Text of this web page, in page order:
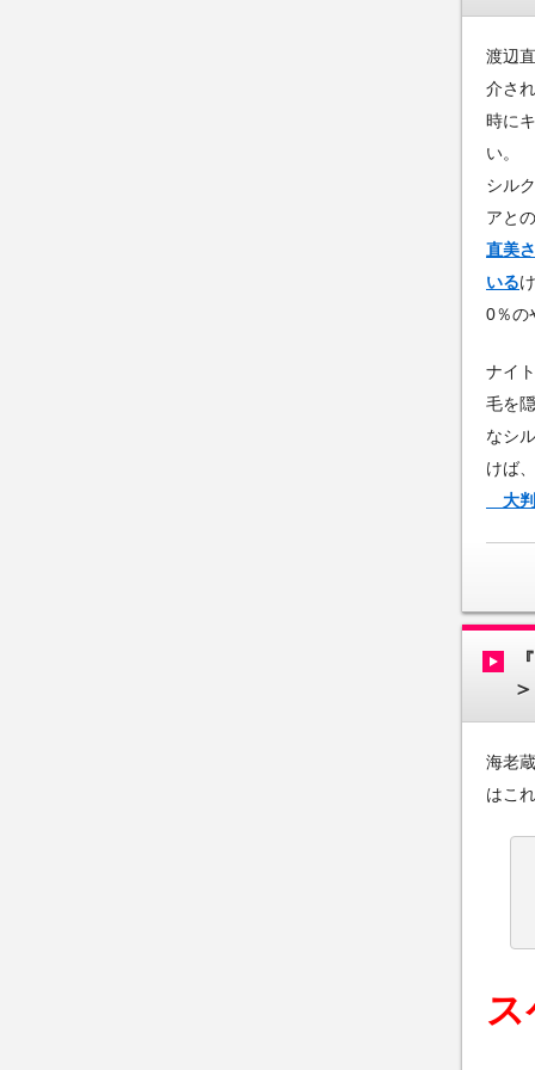
渡辺
介さ
時に
い。
シル
アと
直美
いる
0％の
ナイ
毛を
なシ
けば
大判
＞
海老
はこ